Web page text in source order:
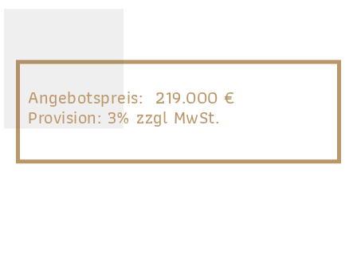
Angebotspreis: 219.000 €
Provision: 3% zzgl MwSt.